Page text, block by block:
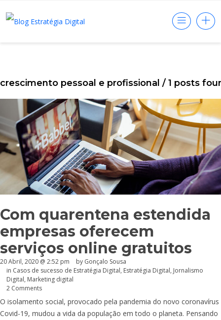
crescimento pessoal e profissional / 1 posts
Com quarentena estendida
empresas oferecem
serviços online gratuitos
20 Abril, 2020 @ 2:52 pm by Gonçalo Sousa
in Casos de sucesso de Estratégia Digital, Estratégia Digital, Jornalismo
Digital, Marketing digital
2 Comments
O isolamento social, provocado pela pandemia do novo coronavírus
Covid-19, mudou a vida da população em todo o planeta. Pensando